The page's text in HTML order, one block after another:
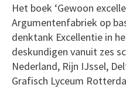
Het boek ‘Gewoon
Argumentenfabriek op
denktank Excellentie in
deskundigen vanuit zes
Nederland, Rijn IJssel,
Grafisch Lyceum